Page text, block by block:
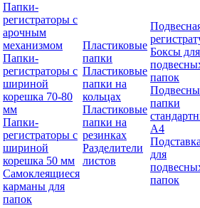
Папки-
регистраторы с
арочным
механизмом
Папки-
регистраторы с
шириной
корешка 70-80
мм
Папки-
регистраторы с
шириной
корешка 50 мм
Самоклеящиеся
карманы для
папок
Пластиковые
папки
Пластиковые
папки на
кольцах
Пластиковые
папки на
резинках
Разделители
листов
Боксы для
папок
папки
А4
для
папок